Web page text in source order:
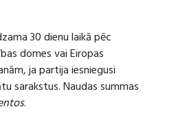
30 dienu laikā pēc
domes vai Eiropas
ja partija iesniegusi
sarakstus. Naudas summas
.